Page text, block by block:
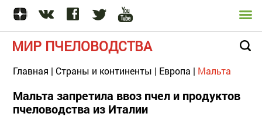
МИР ПЧЕЛОВОДСТВА
Главная | Страны и континенты | Европа | Мальта
Мальта запретила ввоз пчел и продуктов
пчеловодства из Италии